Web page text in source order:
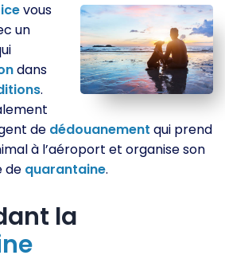
vous
un
dans
.
de dédouanement qui prend
à l’aéroport et organise son
de quarantaine.
la